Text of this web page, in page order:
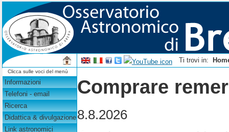
Ti trovi in:
Clicca sulle voci del menù
Informazioni
Telefoni - email
Ricerca
Didattica & divulgazione
Link astronomici
Comprare
8.8.2026